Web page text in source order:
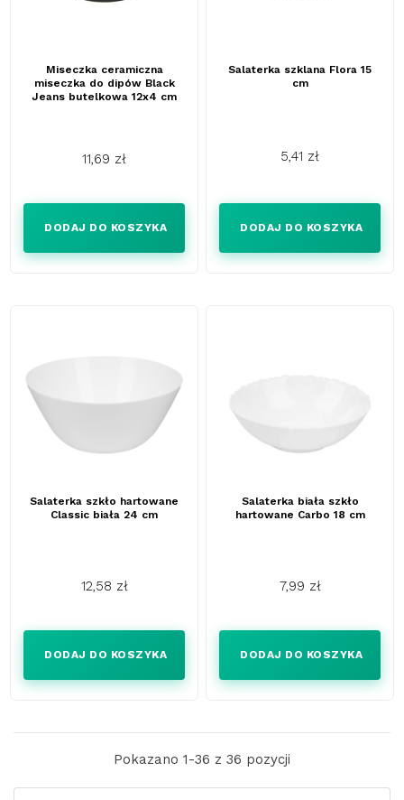
Miseczka ceramiczna
miseczka do dipów Black
Jeans butelkowa 12x4 cm
11,69 zł
DODAJ DO KOSZYKA
Salaterka szklana Flora 15
cm
5,41 zł
DODAJ DO KOSZYKA
Salaterka szkło hartowane
Classic biała 24 cm
12,58 zł
DODAJ DO KOSZYKA
Salaterka biała szkło
hartowane Carbo 18 cm
7,99 zł
DODAJ DO KOSZYKA
Pokazano 1-36 z 36 pozycji